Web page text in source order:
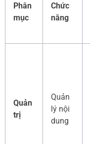
Phân
mục
Chức
năng
Quản
trị
Quản
lý nội
dung